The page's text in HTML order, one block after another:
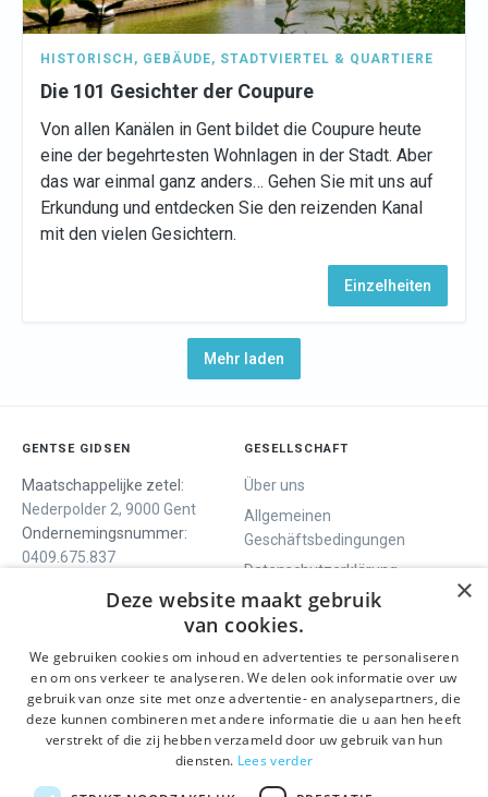
HISTORISCH , GEBÄUDE, STADTVIERTEL & QUARTIERE
Die 101 Gesichter der Coupure
Von allen Kanälen in Gent bildet die Coupure heute
eine der begehrtesten Wohnlagen in der Stadt. Aber
das war einmal ganz anders… Gehen Sie mit uns auf
Erkundung und entdecken Sie den reizenden Kanal
mit den vielen Gesichtern.
Einzelheiten
Mehr laden
GENTSE GIDSEN
Maatschappelijke zetel:
Nederpolder 2, 9000 Gent
Ondernemingsnummer:
0409.675.837
GESELLSCHAFT
Über uns
Allgemeinen
Geschäftsbedingungen
Datenschutzerklärung
Contact
WIR BIETEN
Geführte Tour
Tagesprogramm
Aktivitäten
SOCIALS
Facebook
Instagram
LinkedIn
×
Deze website maakt gebruik
van cookies.
We gebruiken cookies om inhoud en advertenties te personaliseren
en om ons verkeer te analyseren. We delen ook informatie over uw
gebruik van onze site met onze advertentie- en analysepartners, die
deze kunnen combineren met andere informatie die u aan hen heeft
verstrekt of die zij hebben verzameld door uw gebruik van hun
diensten. Lees verder